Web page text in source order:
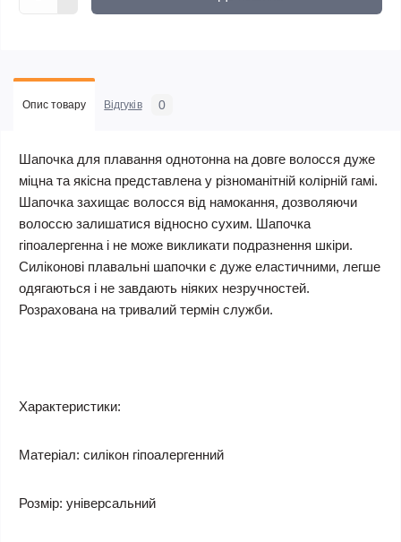
Опис товару Відгуків 0
Шапочка для плавання однотонна на довге волосся дуже
міцна та якісна представлена у різноманітній колірній гамі.
Шапочка захищає волосся від намокання, дозволяючи
волоссю залишатися відносно сухим. Шапочка
гіпоалергенна і не може викликати подразнення шкіри.
Силіконові плавальні шапочки є дуже еластичними, легше
одягаються і не завдають ніяких незручностей.
Розрахована на тривалий термін служби.
Характеристики:
Матеріал: силікон гіпоалергенний
Розмір: універсальний